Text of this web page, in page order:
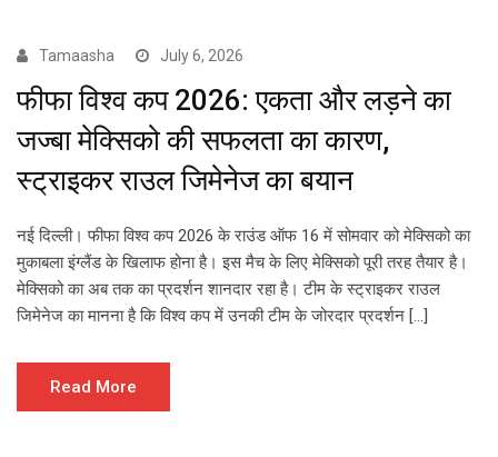
Tamaasha July 6, 2026
फीफा विश्व कप 2026: एकता और लड़ने का
जज्बा मेक्सिको की सफलता का कारण,
स्ट्राइकर राउल जिमेनेज का बयान
नई दिल्ली। फीफा विश्व कप 2026 के राउंड ऑफ 16 में सोमवार को मेक्सिको का
मुकाबला इंग्लैंड के खिलाफ होना है। इस मैच के लिए मेक्सिको पूरी तरह तैयार है।
मेक्सिको का अब तक का प्रदर्शन शानदार रहा है। टीम के स्ट्राइकर राउल
जिमेनेज का मानना ​​है कि विश्व कप में उनकी टीम के जोरदार प्रदर्शन […]
Read More